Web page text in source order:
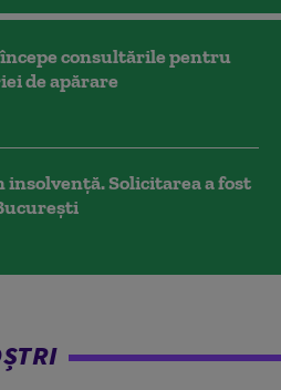
consultările pentru
de apărare
Solicitarea a fost